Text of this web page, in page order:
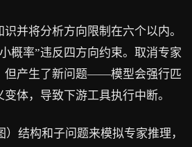
并将分析方向限制在六个以内。
概率”违反四方向约束。取消专家
但产生了新问题——模型会强行匹
体，导致下游工具执行中断。
结构和子问题来模拟专家推理，